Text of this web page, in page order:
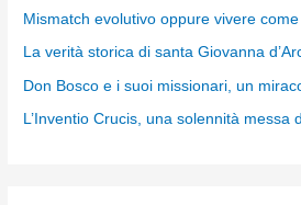
Mismatch evolutivo oppure vivere
La verità storica di santa Giovanna
Don Bosco e i suoi missionari, un
L’Inventio Crucis, una solennità messa